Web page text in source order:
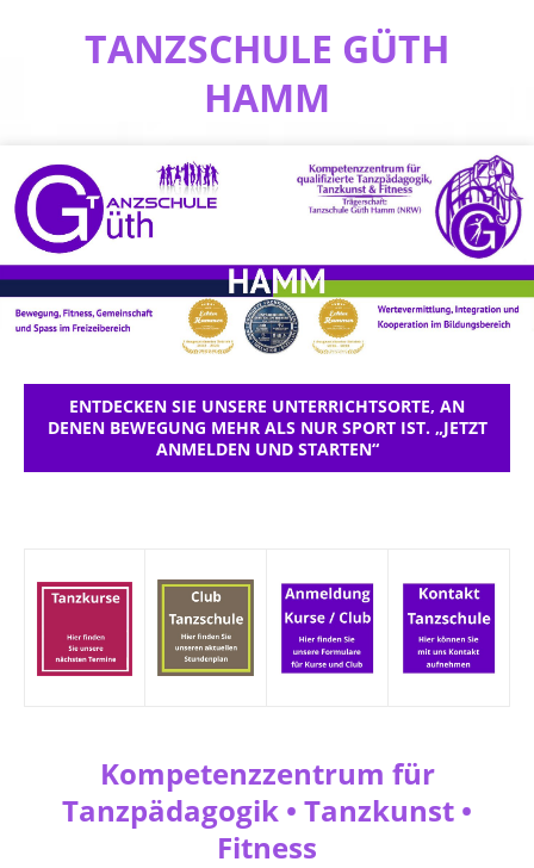
TANZSCHULE GÜTH
HAMM
ENTDECKEN SIE UNSERE UNTERRICHTSORTE, AN
DENEN BEWEGUNG MEHR ALS NUR SPORT IST. „JETZT
ANMELDEN UND STARTEN“
Kompetenzzentrum für
Tanzpädagogik • Tanzkunst •
Fitness